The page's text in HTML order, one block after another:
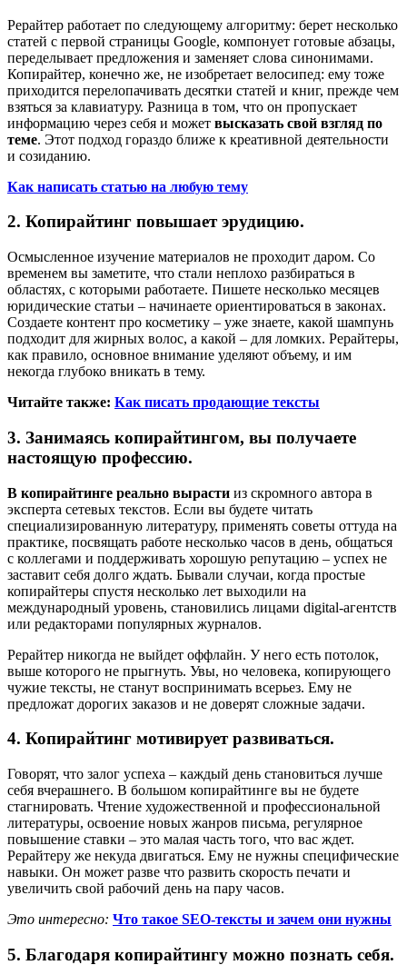
Рерайтер работает по следующему алгоритму: берет несколько
статей с первой страницы Google, компонует готовые абзацы,
переделывает предложения и заменяет слова синонимами.
Копирайтер, конечно же, не изобретает велосипед: ему тоже
приходится перелопачивать десятки статей и книг, прежде чем
взяться за клавиатуру. Разница в том, что он пропускает
информацию через себя и может высказать свой взгляд по
теме. Этот подход гораздо ближе к креативной деятельности
и созиданию.
Как написать статью на любую тему
2. Копирайтинг повышает эрудицию.
Осмысленное изучение материалов не проходит даром. Со
временем вы заметите, что стали неплохо разбираться в
областях, с которыми работаете. Пишете несколько месяцев
юридические статьи – начинаете ориентироваться в законах.
Создаете контент про косметику – уже знаете, какой шампунь
подходит для жирных волос, а какой – для ломких. Рерайтеры,
как правило, основное внимание уделяют объему, и им
некогда глубоко вникать в тему.
Читайте также: Как писать продающие тексты
3. Занимаясь копирайтингом, вы получаете
настоящую профессию.
В копирайтинге реально вырасти из скромного автора в
эксперта сетевых текстов. Если вы будете читать
специализированную литературу, применять советы оттуда на
практике, посвящать работе несколько часов в день, общаться
с коллегами и поддерживать хорошую репутацию – успех не
заставит себя долго ждать. Бывали случаи, когда простые
копирайтеры спустя несколько лет выходили на
международный уровень, становились лицами digital-агентств
или редакторами популярных журналов.
Рерайтер никогда не выйдет оффлайн. У него есть потолок,
выше которого не прыгнуть. Увы, но человека, копирующего
чужие тексты, не станут воспринимать всерьез. Ему не
предложат дорогих заказов и не доверят сложные задачи.
4. Копирайтинг мотивирует развиваться.
Говорят, что залог успеха – каждый день становиться лучше
себя вчерашнего. В большом копирайтинге вы не будете
стагнировать. Чтение художественной и профессиональной
литературы, освоение новых жанров письма, регулярное
повышение ставки – это малая часть того, что вас ждет.
Рерайтеру же некуда двигаться. Ему не нужны специфические
навыки. Он может разве что развить скорость печати и
увеличить свой рабочий день на пару часов.
Это интересно: Что такое SEO-тексты и зачем они нужны
5. Благодаря копирайтингу можно познать себя.